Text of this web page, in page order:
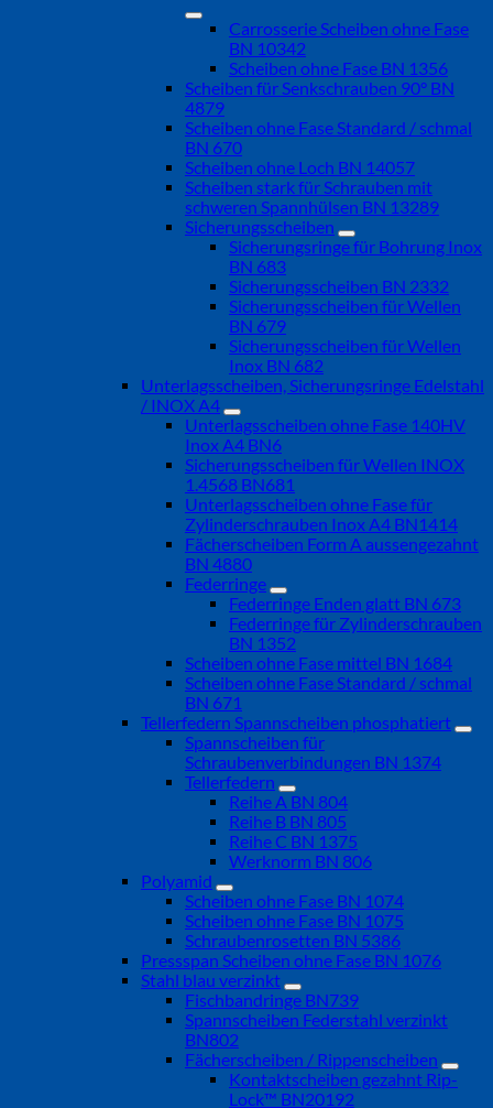
Carrosserie Scheiben ohne Fase
BN 10342
Scheiben ohne Fase BN 1356
Scheiben für Senkschrauben 90° BN
4879
Scheiben ohne Fase Standard / schmal
BN 670
Scheiben ohne Loch BN 14057
Scheiben stark für Schrauben mit
schweren Spannhülsen BN 13289
Sicherungsscheiben
Sicherungsringe für Bohrung Inox
BN 683
Sicherungsscheiben BN 2332
Sicherungsscheiben für Wellen
BN 679
Sicherungsscheiben für Wellen
Inox BN 682
Unterlagsscheiben, Sicherungsringe Edelstahl
/ INOX A4
Unterlagsscheiben ohne Fase 140HV
Inox A4 BN6
Sicherungsscheiben für Wellen INOX
1.4568 BN681
Unterlagsscheiben ohne Fase für
Zylinderschrauben Inox A4 BN1414
Fächerscheiben Form A aussengezahnt
BN 4880
Federringe
Federringe Enden glatt BN 673
Federringe für Zylinderschrauben
BN 1352
Scheiben ohne Fase mittel BN 1684
Scheiben ohne Fase Standard / schmal
BN 671
Tellerfedern Spannscheiben phosphatiert
Spannscheiben für
Schraubenverbindungen BN 1374
Tellerfedern
Reihe A BN 804
Reihe B BN 805
Reihe C BN 1375
Werknorm BN 806
Polyamid
Scheiben ohne Fase BN 1074
Scheiben ohne Fase BN 1075
Schraubenrosetten BN 5386
Pressspan Scheiben ohne Fase BN 1076
Stahl blau verzinkt
Fischbandringe BN739
Spannscheiben Federstahl verzinkt
BN802
Fächerscheiben / Rippenscheiben
Kontaktscheiben gezahnt Rip-
Lock™ BN20192